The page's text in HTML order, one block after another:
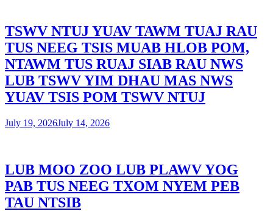
TSWV NTUJ YUAV TAWM TUAJ RAU
TUS NEEG TSIS MUAB HLOB POM,
NTAWM TUS RUAJ SIAB RAU NWS
LUB TSWV YIM DHAU MAS NWS
YUAV TSIS POM TSWV NTUJ
July 19, 2026July 14, 2026
LUB MOO ZOO LUB PLAWV YOG
PAB TUS NEEG TXOM NYEM PEB
TAU NTSIB